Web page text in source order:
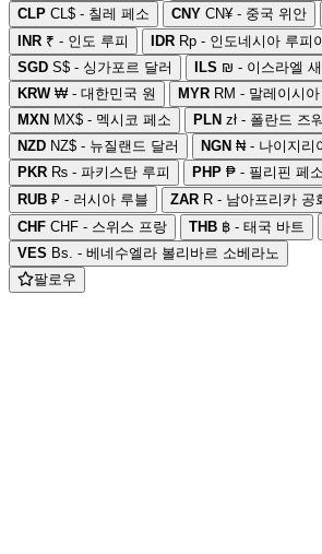
CLP CL$ - 칠레 페소 CNY CN¥ - 중국 위안
INR ₹ - 인도 루피 IDR Rp - 인도네시아 루피
SGD S$ - 싱가포르 달러 ILS ₪ - 이스라엘
KRW₩ - 대한민국 원 MYR RM - 말레이시아
MXN MX$ - 멕시코 페소 PLN zł - 폴란드 즈
NZD NZ$ - 뉴질랜드 달러 NGN ₦ - 나이지리
PKR ₨ - 파키스탄 루피 PHP ₱ - 필리핀 페소
RUB ₽ - 러시아 루블 ZAR R - 남아프리카 공
CHF CHF - 스위스 프랑 THB ฿ - 태국 바트
VES Bs. - 베네수엘라 볼리바르 소베라노
팔로우